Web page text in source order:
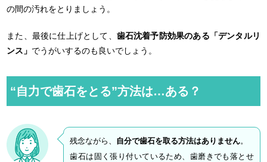
の間の汚れをとりましょう。
また、最後に仕上げとして、 歯石沈着予防効果のある「デンタルリ
ンス」 でうがいするのも良いでしょう。
“自力で歯石をとる”方法は…ある？
残念ながら、 自分で歯石を取る方法はありません。
歯石は固く張り付いているため、歯磨きでも落とせ